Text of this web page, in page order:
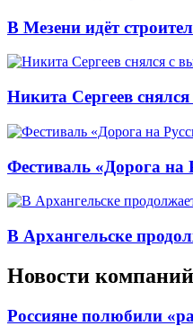
В Мезени идёт
Никита Сергеев
Фестиваль «Дорога на
В Архангельске
Новости компаний
Россияне полюбили